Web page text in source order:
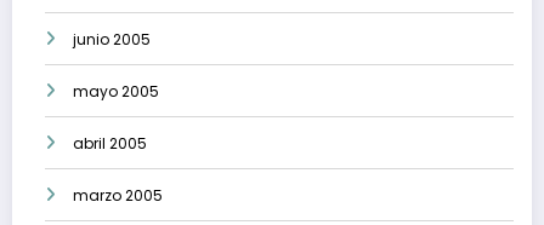
junio 2005
mayo 2005
abril 2005
marzo 2005